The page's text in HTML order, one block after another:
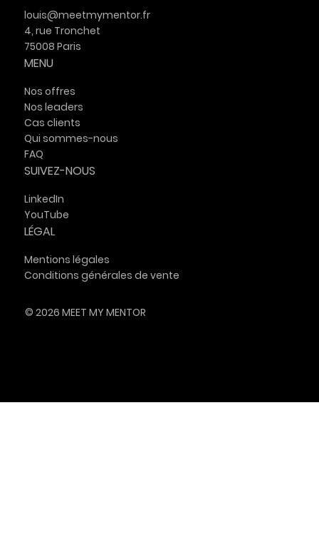
louis@meetmymentor.fr
4, rue Tronchet
75008 Paris
MENU
Nos offres
Nos leaders
Cas clients
Qui sommes-nous
FAQ
SUIVEZ-NOUS
LinkedIn
YouTube
LÉGAL
Mentions légales
Conditions générales de vente
© 2026 MEET MY MENTOR